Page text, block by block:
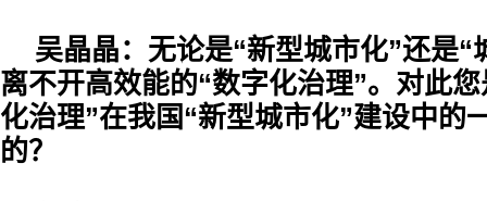
吴晶晶：无论是“新型城市化”还是“
离不开高效能的“数字化治理”。对此
化治理”在我国“新型城市化”建设中的
的？